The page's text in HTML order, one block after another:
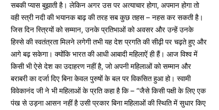
सबकी प्यास बुझाती है। लेकिन अगर उस पर अत्याचार होगा, अपमान होगा तो
वही स्त्री नदी की भयानक बाढ़ की तरह सब कुछ तहस – नहस कर सकती है।
जिस दिन स्त्रियों को सम्मान, उनके प्रतिभाओं को अवसर और उन्हें उनके
हिस्से की स्वतंत्रता मिलने लगेगी तभी यह देश प्रगति की सीढ़ी पर चढ़ते हुए और
आगे बढ़ सकेगा। क्योंकि भारत की आधी आबादी महिलाऐं ही हैं। आज विश्व में
किसी भी ऐसे देश का उदाहरण नहीं है, जो अपनी महिलाओं को सम्मान और
बराबरी का दर्जा दिए बिना केवल पुरुषों के बल पर विकसित हुआ हो। स्वामी
विवेकानंद जी ने भी महिलाओं के प्रति कहा है कि – “जैसे किसी पक्षी के लिए एक
पंख से उड़ना आसन नहीं है उसी प्रकार बिना महिलाओं की स्थिति में सुधार किए